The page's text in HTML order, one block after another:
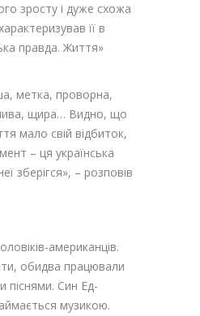
зросту і дуже схожа
її в
правда. Життя»
метка, проворна,
щира… Видно, що
мало свій відбиток,
– ця українська
зберігся», – розповів
американців.
обидва працювали
піснями. Син Ед-
музикою.